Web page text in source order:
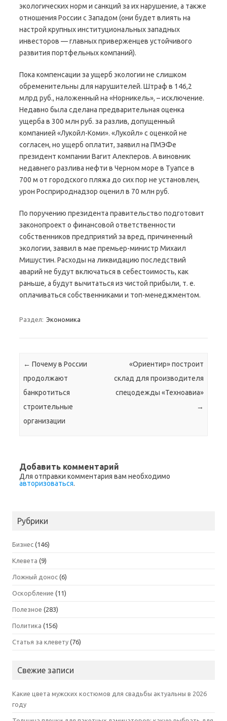
экологических норм и санкций за их нарушение, а также
отношения России с Западом (они будет влиять на
настрой крупных институциональных западных
инвесторов — главных приверженцев устойчивого
развития портфельных компаний).
Пока компенсации за ущерб экологии не слишком
обременительны для нарушителей. Штраф в 146,2
млрд руб., наложенный на «Норникель», – исключение.
Недавно была сделана предварительная оценка
ущерба в 300 млн руб. за разлив, допущенный
компанией «Лукойл-Коми». «Лукойл» с оценкой не
согласен, но ущерб оплатит, заявил на ПМЭФе
президент компании Вагит Алекперов. А виновник
недавнего разлива нефти в Черном море в Туапсе в
700 м от городского пляжа до сих пор не установлен,
урон Росприроднадзор оценил в 70 млн руб.
По поручению президента правительство подготовит
законопроект о финансовой ответственности
собственников предприятий за вред, причиненный
экологии, заявил в мае премьер-министр Михаил
Мишустин. Расходы на ликвидацию последствий
аварий не будут включаться в себестоимость, как
раньше, а будут вычитаться из чистой прибыли, т. е.
оплачиваться собственниками и топ-менеджментом.
Раздел: Экономика
Навигация по записям
← Почему в России
продолжают
банкротиться
строительные
организации
«Ориентир» построит
склад для производителя
спецодежды «Техноавиа»
→
Добавить комментарий
Для отправки комментария вам необходимо
авторизоваться.
Рубрики
Бизнес (146)
Клевета (9)
Ложный донос (6)
Оскорбление (11)
Полезное (283)
Политика (156)
Статья за клевету (76)
Свежие записи
Какие цвета мужских костюмов для свадьбы актуальны в 2026
году